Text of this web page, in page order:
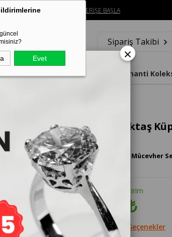
Evet
süreli bu fırsatı kaçırma. ALIŞVERİŞE BAŞLA
Sipariş Takibi
Aynı Gün Teslimat Diamanti
0,20 Karat Pırlanta Tektaş
olduğunuz model,Keops Pırlanta Mücevher
45 Sepette %20 İndirim
24.922₺
`den başlayan taksitlerle Diğer Seçenekler
×